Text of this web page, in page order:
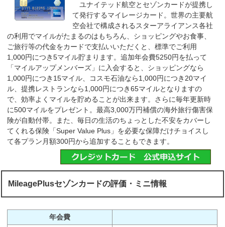
ユナイテッド航空とセゾンカードが提携し
て発行するマイレージカード。世界の主要航
空会社で構成されるスターアライアンス各社
の利用でマイルがたまるのはもちろん、ショッピングやお食事、
ご旅行等の代金をカードで支払いいただくと、標準でご利用
1,000円につき5マイル貯まります。追加年会費5250円を払って
「マイルアップメンバーズ」に入会すると、ショッピングなら
1,000円につき15マイル、コスモ石油なら1,000円につき20マイ
ル、提携レストランなら1,000円につき65マイルとなりますの
で、効率よくマイルを貯めることが出来ます。さらに毎年更新時
に500マイルをプレゼント。最高3,000万円補償の海外旅行傷害保
険が自動付帯。また、毎日の生活のちょっとした不安をカバーし
てくれる保険「Super Value Plus」を必要な保障だけチョイスし
て各プラン月額300円から追加することもできます。
MileagePlusセゾンカードの評価・ミニ情報
年会費